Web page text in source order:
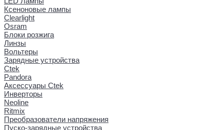
Ксеноновые лампы
Clearlight
Osram
Блоки розжига
Линзы
Вольтеры
Зарядные устройства
Ctek
Pandora
Аксессуары Ctek
Инверторы
Neoline
Ritmix
Преобразователи напряжения
Пуско-зарядные устройства